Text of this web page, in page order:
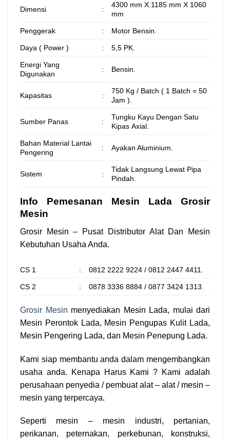
Dimensi :
4300 mm X 1185 mm X 1060
mm
Penggerak : Motor Bensin.
Daya ( Power ) : 5,5 PK.
Energi Yang
Digunakan
: Bensin.
Kapasitas :
750 Kg / Batch ( 1 Batch = 50
Jam ).
Sumber Panas :
Tungku Kayu Dengan Satu
Kipas Axial.
Bahan Material Lantai
Pengering
: Ayakan Aluminium.
Sistem :
Tidak Langsung Lewat Pipa
Pindah.
Info Pemesanan Mesin Lada Grosir
Mesin
Grosir Mesin – Pusat Distributor Alat Dan Mesin
Kebutuhan Usaha Anda.
CS 1 : 0812 2222 9224 / 0812 2447 4411.
CS 2 : 0878 3336 8884 / 0877 3424 1313.
Grosir Mesin menyediakan Mesin Lada, mulai dari
Mesin Perontok Lada, Mesin Pengupas Kulit Lada,
Mesin Pengering Lada, dan Mesin Penepung Lada.
Kami siap membantu anda dalam mengembangkan
usaha anda. Kenapa Harus Kami ? Kami adalah
perusahaan penyedia / pembuat alat – alat / mesin –
mesin yang terpercaya.
Seperti mesin – mesin industri, pertanian,
perikanan, peternakan, perkebunan, konstruksi,